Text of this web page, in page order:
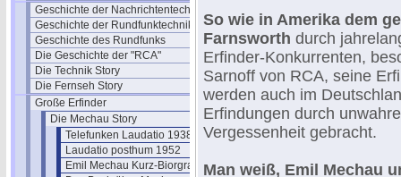
Geschichte der Nachrichtentechnik
Geschichte der Rundfunktechnik
Geschichte des Rundfunks
Die Geschichte der "RCA"
Die Technik Story
Die Fernseh Story
Große Erfinder
Die Mechau Story
Telefunken Laudatio 1938
Laudatio posthum 1952
Emil Mechau Kurz-Biorgrafie
So wie in Amerika dem
Farnsworth durch
Erfinder-Konkurrenten,
Sarnoff von RCA, seine
werden auch im
Erfindungen durch
Vergessenheit gebracht.
Man weiß, Emil Mechau